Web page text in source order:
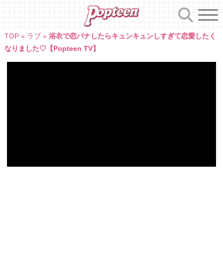
TOP» ラブ» 浴衣で恋バナしたらキュンキュンしすぎて恋愛したく
なりました♡【Popteen TV】